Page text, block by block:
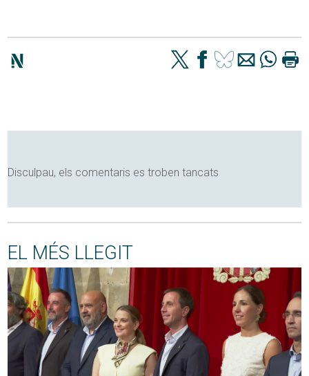
Disculpau, els comentaris es troben tancats
EL MÉS LLEGIT